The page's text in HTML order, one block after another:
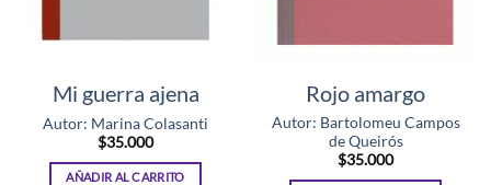
Mi guerra ajena
Autor: Marina Colasanti
$35.000
AÑADIR AL CARRITO
Rojo amargo
Autor: Bartolomeu Campos
de Queirós
$35.000